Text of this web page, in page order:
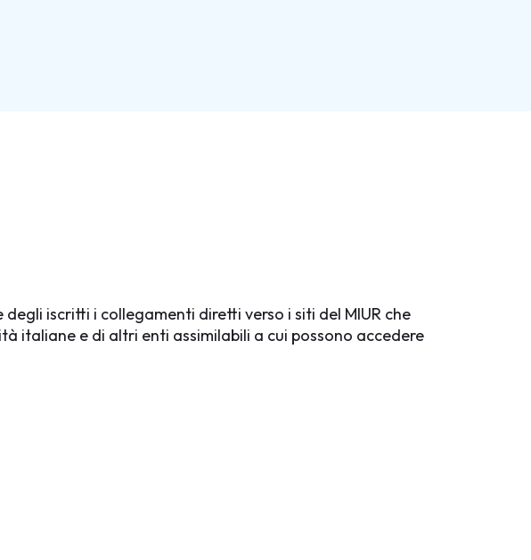
iscritti i collegamenti diretti verso i siti del MIUR che
italiane e di altri enti assimilabili a cui possono accedere